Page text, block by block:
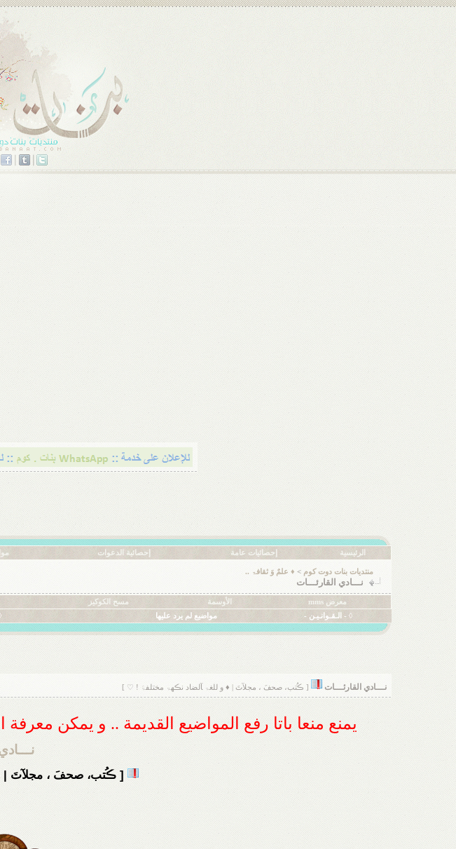
الرئيسية إحصائيات عامة إحصائية الدعوات
منتديات بنات دوت كوم > ♦ علمٌ وَ ثقافۃ ..
نـــادي القارئـــات
معرض mms الأوسمة مسح الكوكيز
◊ - الـقـوانـيـن -
مواضيع لم يرد عليها
نـــادي القارئـــات [ ڪُتب، صحفَ ، مجلآتَ | ♦ و للغۃ ﺂلضاد نڪهۃ مختلفۃَ ! ♡ ]
يمنع منعا باتا رفع المواضيع القديمة .. و يمكن
[ ڪُتب، صحفَ ، مجلآتَ |